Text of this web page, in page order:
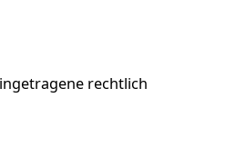
rechtlich